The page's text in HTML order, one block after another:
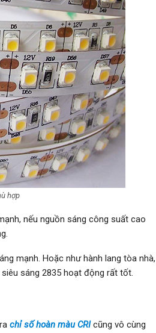
hợp
nếu nguồn sáng công suất cao
mạnh. Hoặc như hành lang tòa nhà,
sáng 2835 hoạt động rất tốt.
chỉ số hoàn màu CRIcũng vô cùng